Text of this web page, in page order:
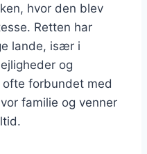
hvor den blev
Retten har
lande, især i
og
forbundet med
familie og venner